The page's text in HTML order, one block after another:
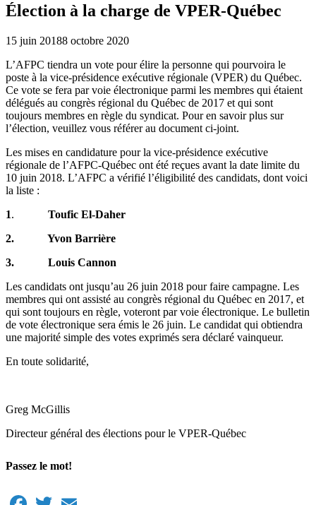
Élection à la charge de VPER-Québec
15 juin 20188 octobre 2020
L’AFPC tiendra un vote pour élire la personne qui pourvoira le
poste à la vice-présidence exécutive régionale (VPER) du Québec.
Ce vote se fera par voie électronique parmi les membres qui étaient
délégués au congrès régional du Québec de 2017 et qui sont
toujours membres en règle du syndicat. Pour en savoir plus sur
l’élection, veuillez vous référer au document ci-joint.
Les mises en candidature pour la vice-présidence exécutive
régionale de l’AFPC-Québec ont été reçues avant la date limite du
10 juin 2018. L’AFPC a vérifié l’éligibilité des candidats, dont voici
la liste :
1. Toufic El-Daher
2. Yvon Barrière
3. Louis Cannon
Les candidats ont jusqu’au 26 juin 2018 pour faire campagne. Les
membres qui ont assisté au congrès régional du Québec en 2017, et
qui sont toujours en règle, voteront par voie électronique. Le bulletin
de vote électronique sera émis le 26 juin. Le candidat qui obtiendra
une majorité simple des votes exprimés sera déclaré vainqueur.
En toute solidarité,
Greg McGillis
Directeur général des élections pour le VPER-Québec
Passez le mot!
Facebook
Twitter